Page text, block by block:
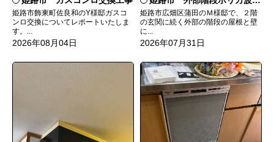
姫路市飾東町佐良和のY様邸ガスコ
ンロ交換についてレポートいたしま
す。...
2026年08月04日
姫路市広畑区蒲田のＭ様邸で、２階
の玄関に続く外部の階段の屋根と壁
に...
2026年07月31日